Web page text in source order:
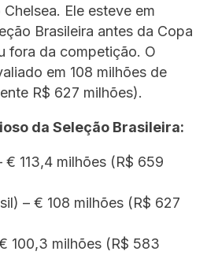
Ele esteve em
Brasileira antes da Copa
fora da competição. O
em 108 milhões de
R$ 627 milhões).
da Seleção Brasileira:
€ 113,4 milhões (R$ 659
– € 108 milhões (R$ 627
100,3 milhões (R$ 583